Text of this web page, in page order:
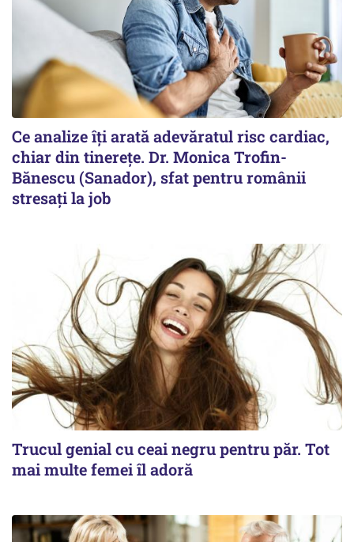
Ce analize îți arată adevăratul risc cardiac,
chiar din tinerețe. Dr. Monica Trofin-
Bănescu (Sanador), sfat pentru românii
stresați la job
Trucul genial cu ceai negru pentru păr. Tot
mai multe femei îl adoră